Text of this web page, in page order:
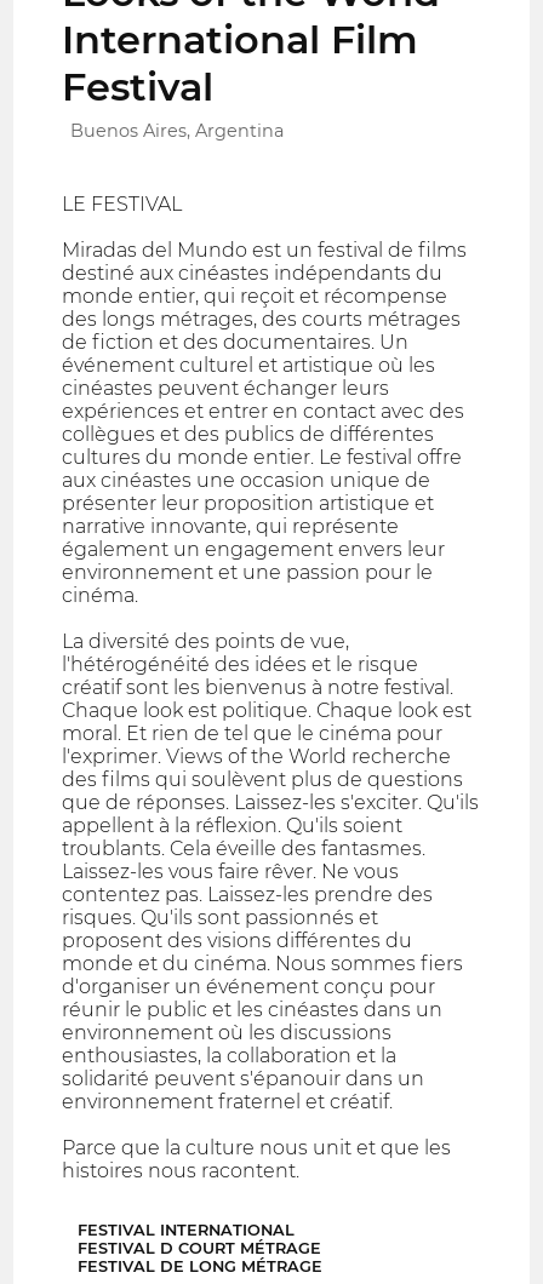
International Film
Festival
Buenos Aires, Argentina
LE FESTIVAL
Miradas del Mundo est un festival de films
destiné aux cinéastes indépendants du
monde entier, qui reçoit et récompense
des longs métrages, des courts métrages
de fiction et des documentaires. Un
événement culturel et artistique où les
cinéastes peuvent échanger leurs
expériences et entrer en contact avec des
collègues et des publics de différentes
cultures du monde entier. Le festival offre
aux cinéastes une occasion unique de
présenter leur proposition artistique et
narrative innovante, qui représente
également un engagement envers leur
environnement et une passion pour le
cinéma.
La diversité des points de vue,
l'hétérogénéité des idées et le risque
créatif sont les bienvenus à notre festival.
Chaque look est politique. Chaque look est
moral. Et rien de tel que le cinéma pour
l'exprimer. Views of the World recherche
des films qui soulèvent plus de questions
que de réponses. Laissez-les s'exciter. Qu'ils
appellent à la réflexion. Qu'ils soient
troublants. Cela éveille des fantasmes.
Laissez-les vous faire rêver. Ne vous
contentez pas. Laissez-les prendre des
risques. Qu'ils sont passionnés et
proposent des visions différentes du
monde et du cinéma. Nous sommes fiers
d'organiser un événement conçu pour
réunir le public et les cinéastes dans un
environnement où les discussions
enthousiastes, la collaboration et la
solidarité peuvent s'épanouir dans un
environnement fraternel et créatif.
Parce que la culture nous unit et que les
histoires nous racontent.
FESTIVAL INTERNATIONAL
FESTIVAL D COURT MÉTRAGE
FESTIVAL DE LONG MÉTRAGE